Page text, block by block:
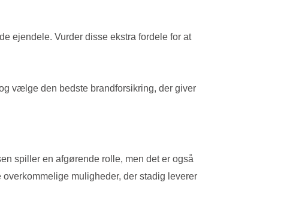
ejendele. Vurder disse ekstra fordele for at
vælge den bedste brandforsikring, der giver
spiller en afgørende rolle, men det er også
muligheder, der stadig leverer